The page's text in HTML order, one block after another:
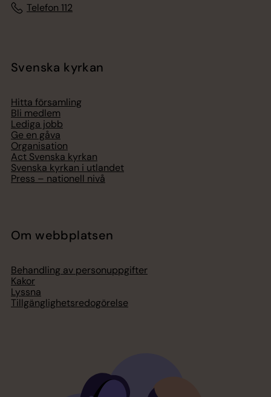
Telefon 112
Svenska kyrkan
Hitta församling
Bli medlem
Lediga jobb
Ge en gåva
Organisation
Act Svenska kyrkan
Svenska kyrkan i utlandet
Press – nationell nivå
Om webbplatsen
Behandling av personuppgifter
Kakor
Lyssna
Tillgänglighetsredogörelse